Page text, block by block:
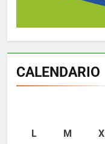
CALENDARIO
L
M X